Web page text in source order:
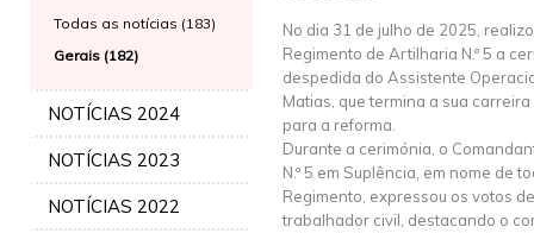
Todas as notícias (183)
Gerais (182)
NOTÍCIAS 2024
NOTÍCIAS 2023
NOTÍCIAS 2022
No dia 31 de julho de 2025,
Regimento de Artilharia N.º 5 a
despedida do Assistente
Matias, que termina a sua
para a reforma.
Durante a cerimónia, o
N.º 5 em Suplência, em nome de
Regimento, expressou os votos
trabalhador civil, destacando o